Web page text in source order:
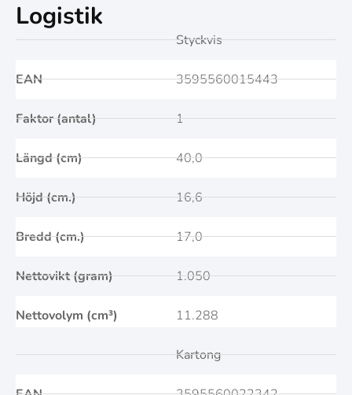
Logistik
EAN
Faktor (antal)
Längd (cm)
Höjd (cm.)
Bredd (cm.)
Nettovikt (gram)
Nettovolym (cm³)
Styckvis
3595560015443
1
40,0
16,6
17,0
1.050
11.288
Kartong